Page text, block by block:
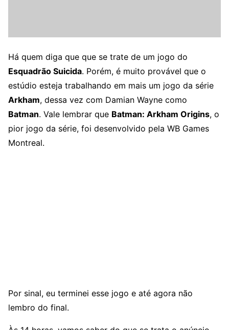
Há quem diga que que se trate de um jogo do
Esquadrão Suicida. Porém, é muito provável que o
estúdio esteja trabalhando em mais um jogo da série
Arkham, dessa vez com Damian Wayne como
Batman. Vale lembrar que Batman: Arkham Origins, o
pior jogo da série, foi desenvolvido pela WB Games
Montreal.
Por sinal, eu terminei esse jogo e até agora não
lembro do final.